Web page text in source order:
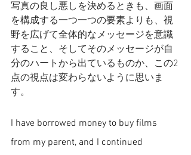
写真の良し悪しを決めるときも、画面
を構成する一つ一つの要素よりも、視
野を広げて全体的なメッセージを意識
すること、そしてそのメッセージが自
分のハートから出ているものか、この2
点の視点は変わらないように思いま
す。
I have borrowed money to buy films
from my parent, and I continued